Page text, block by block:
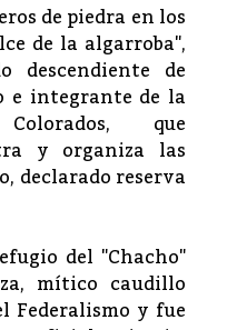
de piedra en los
de la algarroba",
descendiente de
e integrante de la
que
y organiza las
declarado reserva
del "Chacho"
mítico caudillo
Federalismo y fue